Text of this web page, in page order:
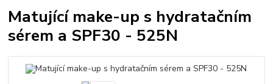
Matující make-up s hydratačním
sérem a SPF30 - 525N